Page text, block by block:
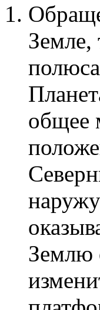
Земле,
общее
Землю